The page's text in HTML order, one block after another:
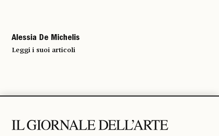
Alessia De Michelis
Leggi i suoi articoli